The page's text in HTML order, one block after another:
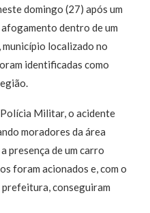
domingo (27) após um
dentro de um
localizado no
identificadas como
Militar, o acidente
moradores da área
presença de um carro
foram acionados e, com o
conseguiram